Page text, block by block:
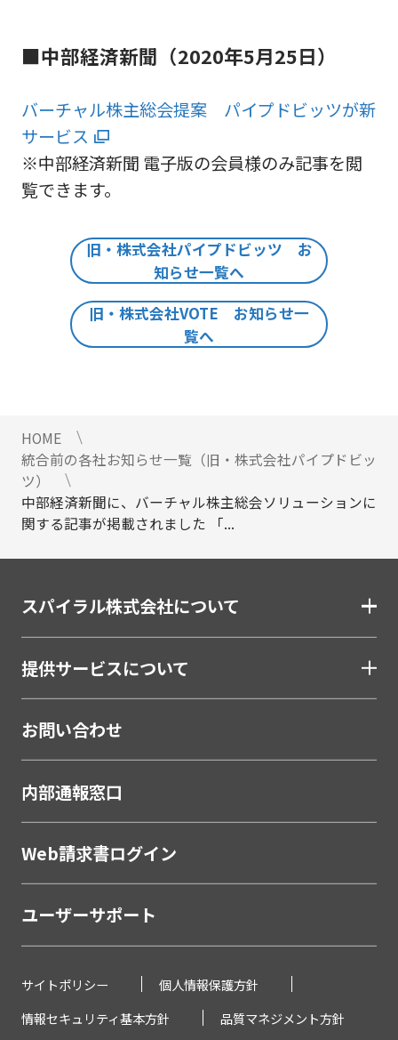
■中部経済新聞（2020年5月25日）
バーチャル株主総会提案 パイプドビッツが新
サービス
※中部経済新聞 電子版の会員様のみ記事を閲
覧できます。
旧・株式会社パイプドビッツ お
知らせ一覧へ
旧・株式会社VOTE お知らせ一
覧へ
HOME
統合前の各社お知らせ一覧（旧・株式会社パイプドビッ
ツ）
中部経済新聞に、バーチャル株主総会ソリューションに
関する記事が掲載されました 「...
サイトポリシー
個人情報保護方針
情報セキュリティ基本方針
品質マネジメント方針
スパイラル株式会社について
提供サービスについて
お問い合わせ
内部通報窓口
Web請求書ログイン
ユーザーサポート